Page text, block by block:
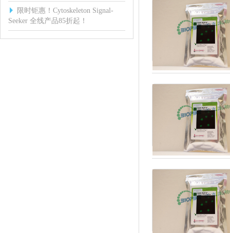
限时钜惠！Cytoskeleton Signal-
Seeker 全线产品85折起！